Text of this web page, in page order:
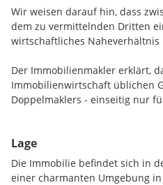
Wir weisen darauf hin, dass
dem zu vermittelnden Dritten
wirtschaftliches Naheverhältnis
Der Immobilienmakler erklärt,
Immobilienwirtschaft üblichen
Doppelmaklers - einseitig nur
Lage
Die Immobilie befindet sich in
einer charmanten Umgebung